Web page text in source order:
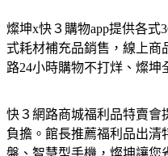
燦坤x快３購物app提供各式
式耗材補充品銷售，線上商
路24小時購物不打烊、燦坤
快３網路商城福利品特賣會
負擔。館長推薦福利品出清